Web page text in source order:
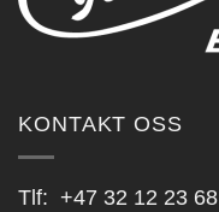
KONTAKT OSS
Tlf: +47 32 12 23 68